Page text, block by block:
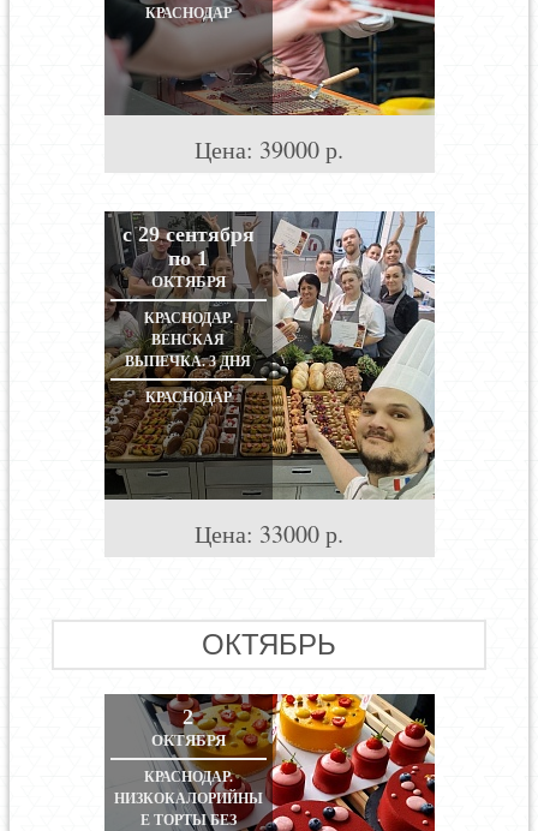
КРАСНОДАР
Цена: 39000р.
с 29 сентября
по 1
ОКТЯБРЯ
КРАСНОДАР.
ВЕНСКАЯ
ВЫПЕЧКА. 3 ДНЯ
КРАСНОДАР
Цена: 33000р.
ОКТЯБРЬ
2
ОКТЯБРЯ
КРАСНОДАР.
НИЗКОКАЛОРИЙНЫ
Е ТОРТЫ БЕЗ